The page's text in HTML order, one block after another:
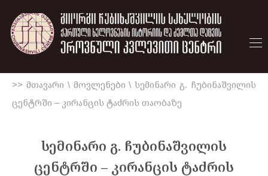
>> მთავარი \ მოვლენები \სემინარი გ. ჩუბინაშვილის
ცენტრში – კირანცის ტაძრის თაობაზე
სემინარი გ. ჩუბინაშვილის
ცენტრში – კირანცის ტაძრის